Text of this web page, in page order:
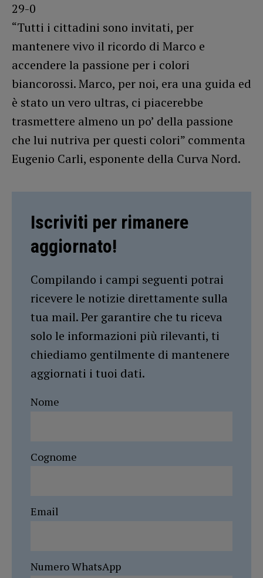
29-0
“Tutti i cittadini sono invitati, per
mantenere vivo il ricordo di Marco e
accendere la passione per i colori
biancorossi. Marco, per noi, era una guida ed
è stato un vero ultras, ci piacerebbe
trasmettere almeno un po’ della passione
che lui nutriva per questi colori” commenta
Eugenio Carli, esponente della Curva Nord.
Iscriviti per rimanere
aggiornato!
Compilando i campi seguenti potrai
ricevere le notizie direttamente sulla
tua mail. Per garantire che tu riceva
solo le informazioni più rilevanti, ti
chiediamo gentilmente di mantenere
aggiornati i tuoi dati.
Nome
Cognome
Email
Numero WhatsApp